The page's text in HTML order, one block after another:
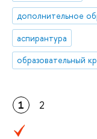
дополнительное
аспирантура
образовательный
1 2